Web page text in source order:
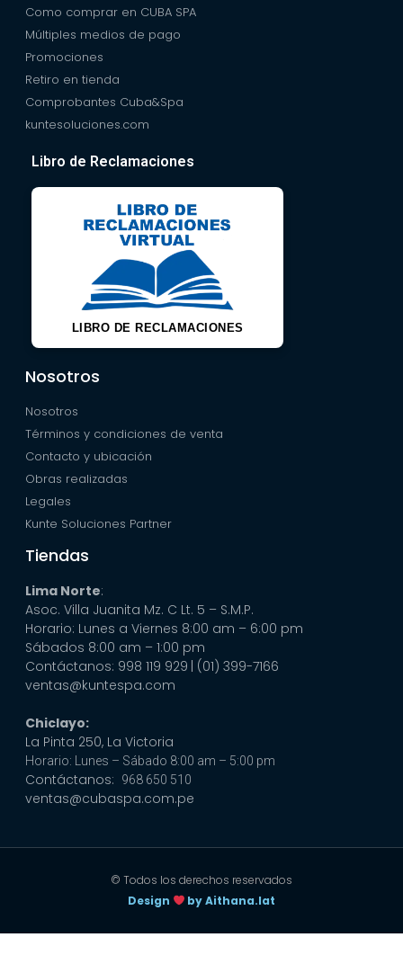
Como comprar en CUBA SPA
Múltiples medios de pago
Promociones
Retiro en tienda
Comprobantes Cuba&Spa
kuntesoluciones.com
Libro de Reclamaciones
LIBRO DE RECLAMACIONES
Nosotros
Nosotros
Términos y condiciones de venta
Contacto y ubicación
Obras realizadas
Legales
Kunte Soluciones Partner
Tiendas
Lima Norte:
Asoc. Villa Juanita Mz. C Lt. 5 – S.M.P.
Horario: Lunes a Viernes 8:00 am – 6:00 pm
Sábados 8:00 am – 1:00 pm
Contáctanos: 998 119 929 | (01) 399-7166
ventas@kuntespa.com
Chiclayo:
La Pinta 250, La Victoria
Horario: Lunes – Sábado 8:00 am – 5:00 pm
Contáctanos: 968 650 510
ventas@cubaspa.com.pe
© Todos los derechos reservados
Design
by Aithana.lat